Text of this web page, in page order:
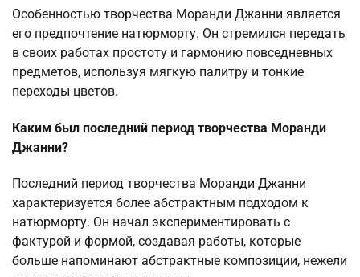
Особенностью творчества Моранди Джанни является
его предпочтение натюрморту. Он стремился передать
в своих работах простоту и гармонию повседневных
предметов, используя мягкую палитру и тонкие
переходы цветов.
Каким был последний период творчества Моранди
Джанни?
Последний период творчества Моранди Джанни
характеризуется более абстрактным подходом к
натюрморту. Он начал экспериментировать с
фактурой и формой, создавая работы, которые
больше напоминают абстрактные композиции, нежели